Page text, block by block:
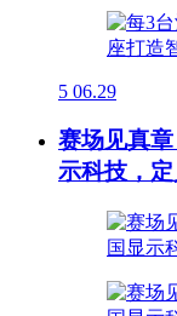
5 06.29
赛场见真
示科技，